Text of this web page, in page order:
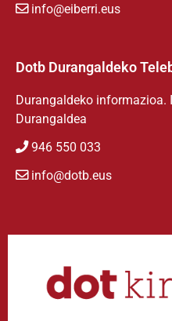
info@eiberri.eus
Dotb Durangaldeko
Durangaldeko
Durangaldea
946 550 033
info@dotb.eus